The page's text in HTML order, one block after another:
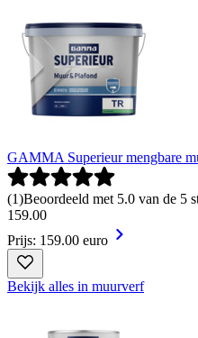
GAMMA Superieur mengbare
(1)Beoordeeld met 5.0 van de 5
159.00
Prijs: 159.00 euro
Bekijk alles in muurverf